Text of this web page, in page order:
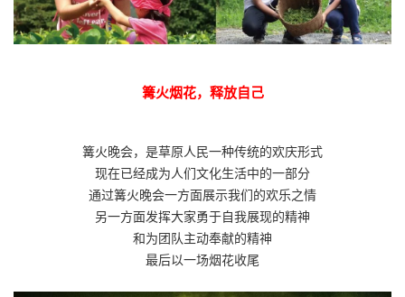
篝火烟花，释放自己
篝火晚会，是草原人民一种传统的欢庆形式
现在已经成为人们文化生活中的一部分
通过篝火晚会一方面展示我们的欢乐之情
另一方面发挥大家勇于自我展现的精神
和为团队主动奉献的精神
最后以一场烟花收尾